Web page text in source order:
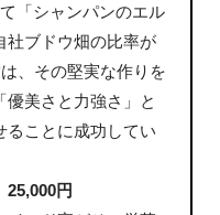
「シャンパンのエル
社ブドウ畑の比率が
、その堅実な作りを
美さと力強さ」と
ることに成功してい
円